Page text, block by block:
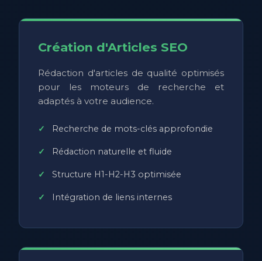
Création d'Articles SEO
Rédaction d'articles de qualité optimisés
pour les moteurs de recherche et
adaptés à votre audience.
Recherche de mots-clés approfondie
Rédaction naturelle et fluide
Structure H1-H2-H3 optimisée
Intégration de liens internes